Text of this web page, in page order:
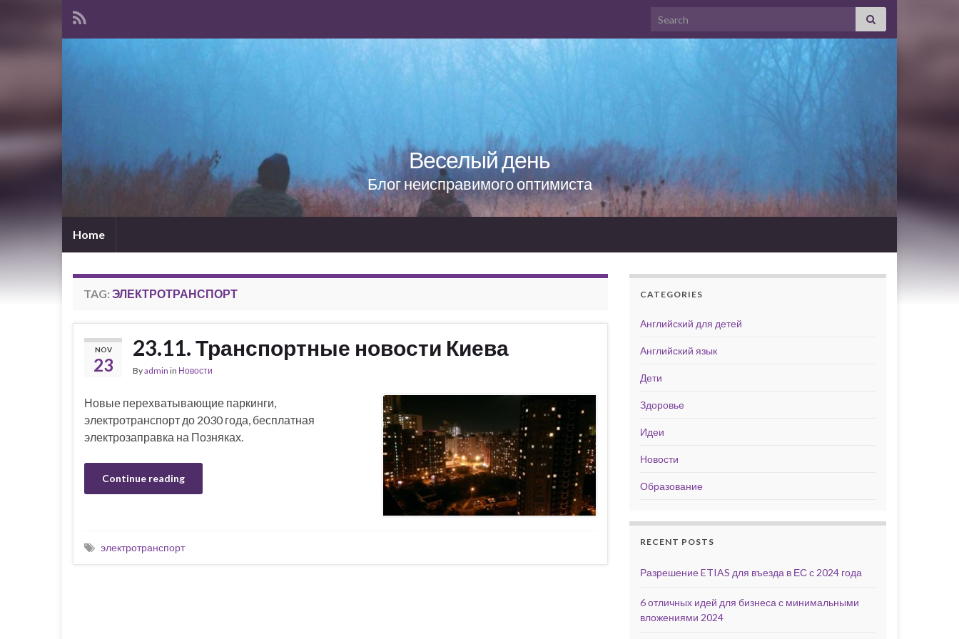
Search for:
Веселый день
Блог неисправимого оптимиста
Home
TAG: ЭЛЕКТРОТРАНСПОРТ
NOV
23
23.11. Транспортные новости Киева
Byadmin in Новости
Новые перехватывающие паркинги,
электротранспорт до 2030 года, бесплатная
электрозаправка на Позняках.
Continue reading
электротранспорт
CATEGORIES
Английский для детей
Английский язык
Дети
Здоровье
Идеи
Новости
Образование
RECENT POSTS
Разрешение ETIAS для въезда в ЕС с 2024 года
6 отличных идей для бизнеса с минимальными
вложениями 2024